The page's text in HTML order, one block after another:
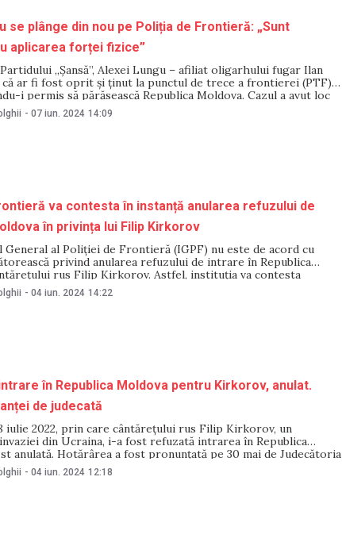
se plânge din nou pe Poliția de Frontieră: „Sunt
aplicarea forței fizice”
„Șansă”, Alexei Lungu – afiliat oligarhului fugar Ilan
că ar fi fost oprit și ținut la punctul de trece a frontierei (PTF)
i permis să părăsească Republica Moldova. Cazul a avut loc
de NM, purtătoarea de cuvânt a Inspectoratului
- 07 iun. 2024 14:09
va contesta în instanță anularea refuzului de
în privința lui Filip Kirkorov
al Poliției de Frontieră (IGPF) nu este de acord cu
privind anularea refuzului de intrare în Republica
rus Filip Kirkorov. Astfel, instituția va contesta
au fost făcute de purtătoarea de cuvânt IGPF, Raisa
TV8. Contactată pentru o reacție la
- 04 iun. 2024 14:22
în Republica Moldova pentru Kirkorov, anulat.
de judecată
iulie 2022, prin care cântărețului rus Filip Kirkorov, un
din Ucraina, i-a fost refuzată intrarea în Republica
anulată. Hotărârea a fost pronunțată pe 30 mai de Judecătoria
Rîșcani. Potrivit hotărârii judecătorești, Filip Kirkorov a
în contencios
- 04 iun. 2024 12:18